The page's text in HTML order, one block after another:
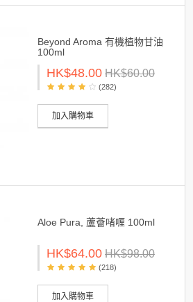
Beyond Aroma 有機植物甘油
100ml
HK$48.00 HK$60.00
(282)
加入購物車
Aloe Pura, 蘆薈啫喱 100ml
HK$64.00 HK$98.00
(218)
加入購物車